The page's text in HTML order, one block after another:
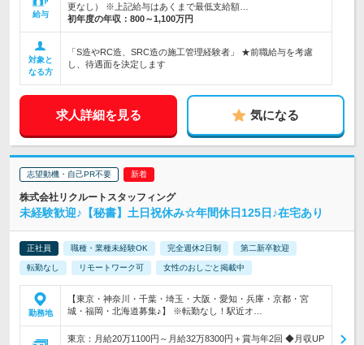
給与
更なし） ※上記給与はあくまで最低支給額…
初年度の年収： 800～1,100万円
対象と
なる方
「S造やRC造、SRC造の施工管理経験者」 ★前職給与を考慮
し、待遇面を決定します
求人詳細を見る 気になる
志望動機・自己PR不要
株式会社リクルートスタッフィング
未経験歓迎♪【秘書】土日祝休み☆年間休日125日♪在宅あり
正社員 職種・業種未経験OK 完全週休2日制 第二新卒歓迎
転勤なし リモートワーク可 女性のおしごと掲載中
勤務地
【東京・神奈川・千葉・埼玉・大阪・愛知・兵庫・京都・宮
城・福岡・北海道募集♪】 ※転勤なし！駅近オ…
東京：月給20万1100円～月給32万8300円＋賞与年2回 ◆月収UP